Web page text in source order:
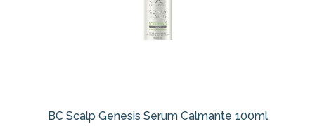
BC Scalp Genesis Serum Calmante 100ml